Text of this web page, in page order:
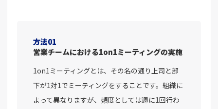
方法01
営業チームにおける1on1ミーティングの実施
1on1ミーティングとは、その名の通り上司と部
下が1対1でミーティングをすることです。組織に
よって異なりますが、頻度としては週に1回行わ